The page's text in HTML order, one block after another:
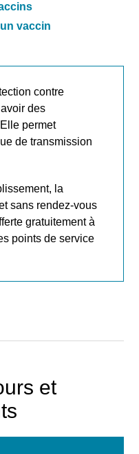
vaccin
contre
des
permet
de transmission
la
sans rendez-vous
gratuitement à
points de service
et